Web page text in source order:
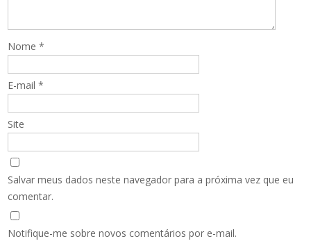
Nome*
E-mail*
Site
Salvar meus dados neste navegador para a próxima vez que eu
comentar.
Notifique-me sobre novos comentários por e-mail.